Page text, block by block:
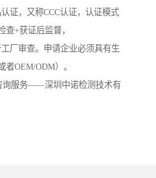
证，又称CCC认证，认证模式
查+获证后监督，
厂审查。申请企业必须具有生
者OEM/ODM）。
询服务——深圳中诺检测技术有